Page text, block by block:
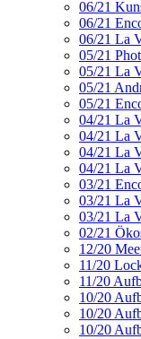
06/21
06/21
06/21 La
05/21
05/21 La
05/21
05/21
04/21 La
04/21 La
04/21 La
04/21 La
03/21
03/21 La
03/21 La
02/21
12/20
11/20
11/20
10/20
10/20
10/20